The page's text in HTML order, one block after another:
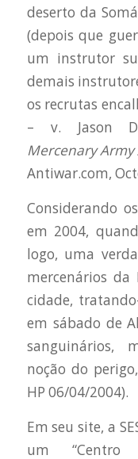
deserto da
(depois que
um instrutor
demais
os recrutas
– v. Jason
Mercenary Army
Antiwar.com,
Considerando
em 2004,
logo, uma
mercenários da
cidade,
em sábado de
sanguinários,
noção do
HP 06/04/2004).
Em seu site, a
um “Centro